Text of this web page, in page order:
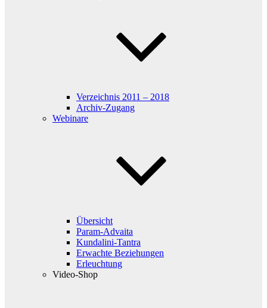
Verzeichnis 2011 – 2018
Archiv-Zugang
Webinare
Übersicht
Param-Advaita
Kundalini-Tantra
Erwachte Beziehungen
Erleuchtung
Video-Shop